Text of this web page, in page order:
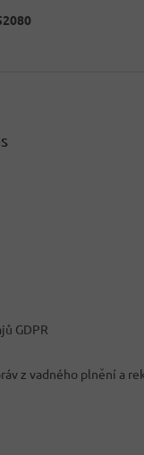
GDPR
z vadného plnění a